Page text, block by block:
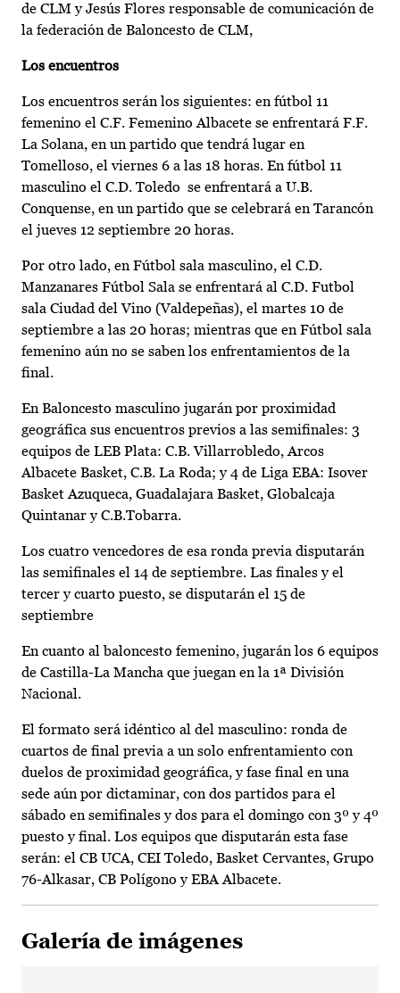
de CLM y Jesús Flores responsable de comunicación de
la federación de Baloncesto de CLM,
Los encuentros
Los encuentros serán los siguientes: en fútbol 11
femenino el C.F. Femenino Albacete se enfrentará F.F.
La Solana, en un partido que tendrá lugar en
Tomelloso, el viernes 6 a las 18 horas. En fútbol 11
masculino el C.D. Toledo se enfrentará a U.B.
Conquense, en un partido que se celebrará en Tarancón
el jueves 12 septiembre 20 horas.
Por otro lado, en Fútbol sala masculino, el C.D.
Manzanares Fútbol Sala se enfrentará al C.D. Futbol
sala Ciudad del Vino (Valdepeñas), el martes 10 de
septiembre a las 20 horas; mientras que en Fútbol sala
femenino aún no se saben los enfrentamientos de la
final.
En Baloncesto masculino jugarán por proximidad
geográfica sus encuentros previos a las semifinales: 3
equipos de LEB Plata: C.B. Villarrobledo, Arcos
Albacete Basket, C.B. La Roda; y 4 de Liga EBA: Isover
Basket Azuqueca, Guadalajara Basket, Globalcaja
Quintanar y C.B.Tobarra.
Los cuatro vencedores de esa ronda previa disputarán
las semifinales el 14 de septiembre. Las finales y el
tercer y cuarto puesto, se disputarán el 15 de
septiembre
En cuanto al baloncesto femenino, jugarán los 6 equipos
de Castilla-La Mancha que juegan en la 1ª División
Nacional.
El formato será idéntico al del masculino: ronda de
cuartos de final previa a un solo enfrentamiento con
duelos de proximidad geográfica, y fase final en una
sede aún por dictaminar, con dos partidos para el
sábado en semifinales y dos para el domingo con 3º y 4º
puesto y final. Los equipos que disputarán esta fase
serán: el CB UCA, CEI Toledo, Basket Cervantes, Grupo
76-Alkasar, CB Polígono y EBA Albacete.
Galería de imágenes